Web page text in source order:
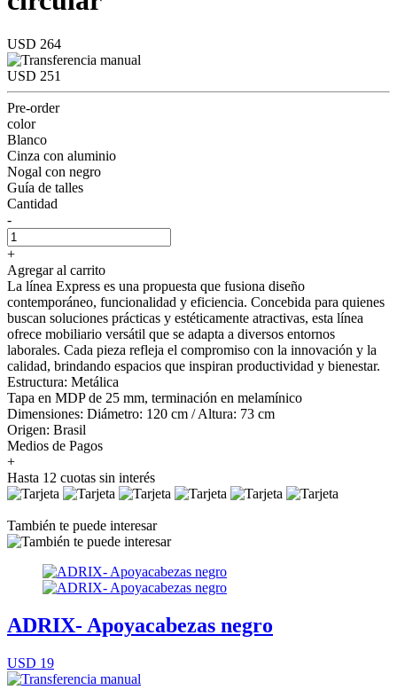
USD 264
USD 251
Pre-order
color
Blanco
Cinza con aluminio
Nogal con negro
Guía de talles
Cantidad
-
+
Agregar al carrito
La línea Express es una propuesta que fusiona diseño
contemporáneo, funcionalidad y eficiencia. Concebida para quienes
buscan soluciones prácticas y estéticamente atractivas, esta línea
ofrece mobiliario versátil que se adapta a diversos entornos
laborales. Cada pieza refleja el compromiso con la innovación y la
calidad, brindando espacios que inspiran productividad y bienestar.
Estructura: Metálica
Tapa en MDP de 25 mm, terminación en melamínico
Dimensiones: Diámetro: 120 cm / Altura: 73 cm
Origen: Brasil
Medios de Pagos
+
Hasta 12 cuotas sin interés
También te puede interesar
ADRIX- Apoyacabezas negro
USD 19